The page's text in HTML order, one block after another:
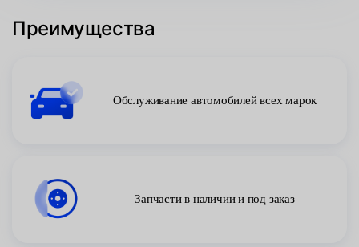
Преимущества
Обслуживание автомобилей всех марок
Запчасти в наличии и под заказ